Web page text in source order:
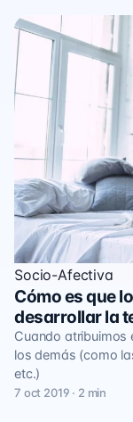
Socio-Afectiva
Cómo es que
desarrollar la
Cuando
los demás (como
etc.)
7 oct 2019 · 2 min